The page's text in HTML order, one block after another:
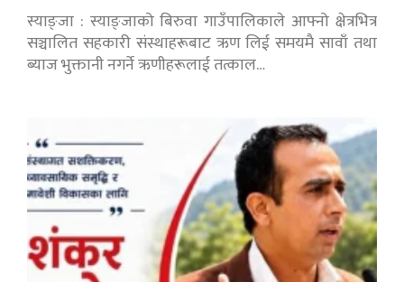
स्याङ्जा : स्याङ्जाको बिरुवा गाउँपालिकाले आफ्नो क्षेत्रभित्र
सञ्चालित सहकारी संस्थाहरूबाट ऋण लिई समयमै सावाँ तथा
ब्याज भुक्तानी नगर्ने ऋणीहरूलाई तत्काल…